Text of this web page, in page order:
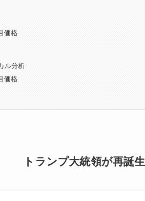
価格
ル分析
価格
トランプ大統領が再誕生